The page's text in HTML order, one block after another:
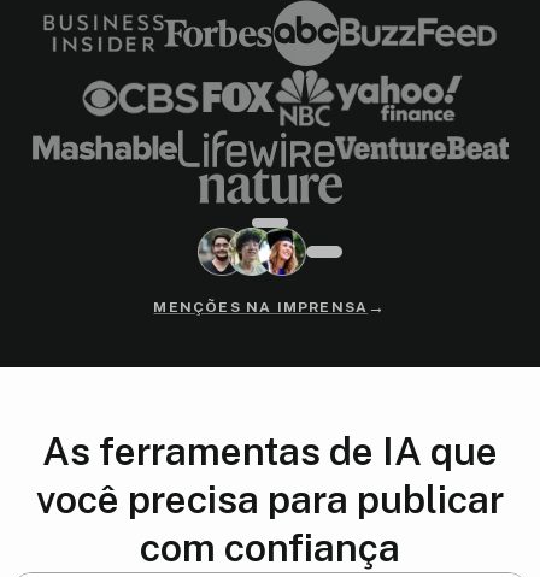
MENÇÕES NA IMPRENSA →
As ferramentas de IA que
você precisa para publicar
com confiança